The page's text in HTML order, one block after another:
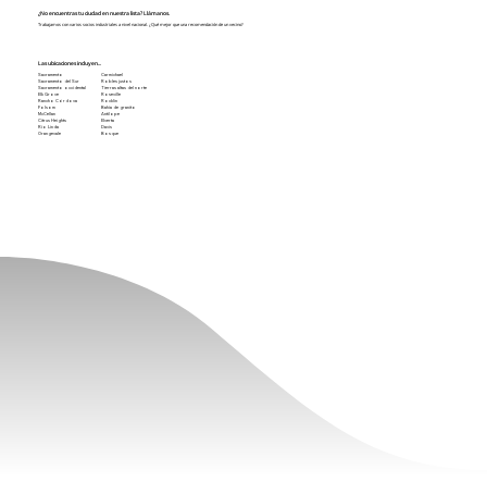
¿No encuentras tu ciudad en nuestra lista? Llámanos.
Trabajamos con varios socios industriales a nivel nacional. ¿Qué mejor que una recomendación de un vecino?
Las ubicaciones incluyen...
Sacramento
Sacramento del Sur
Sacramento occidental
Elk Grove
Rancho Córdova
Folsom
McCellan
Citrus Heights
Río Linda
Orangevale
Carmichael
Robles justos
Tierras altas del norte
Roseville
Rocklin
Bahía de granito
Antílope
Elverta
Davis
Bosque